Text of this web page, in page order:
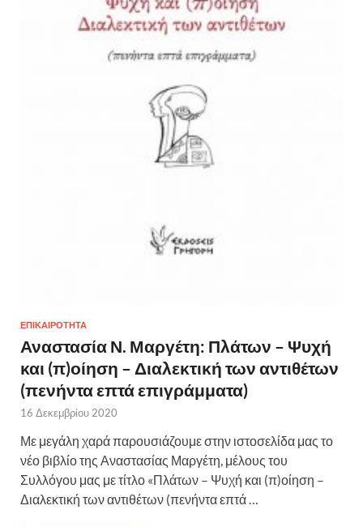
ΕΠΙΚΑΙΡΟΤΗΤΑ
Αναστασία Ν. Μαργέτη: Πλάτων – Ψυχή
και (π)οίηση – Διαλεκτική των αντιθέτων
(πενήντα επτά επιγράμματα)
16 Δεκεμβρίου 2020
Με μεγάλη χαρά παρουσιάζουμε στην ιστοσελίδα μας το
νέο βιβλίο της Αναστασίας Μαργέτη, μέλους του
Συλλόγου μας με τίτλο «Πλάτων – Ψυχή και (π)οίηση –
Διαλεκτική των αντιθέτων (πενήντα επτά …